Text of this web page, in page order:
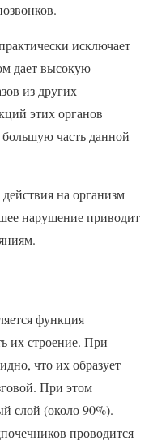
исключает
дает высокую
из других
этих органов
большую часть данной
на организм
нарушение приводит
функция
их строение. При
что их образует
При этом
слой (около 90%).
проводится